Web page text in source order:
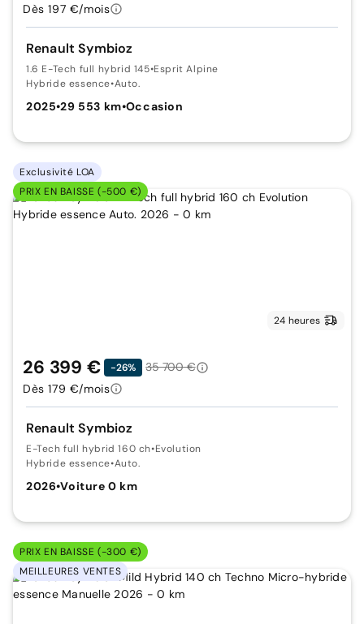
Renault Symbioz
1.6 E-Tech full hybrid 145•Esprit Alpine
Hybride essence•Auto.
2025•29 553 km•Occasion
Dès 197 €/mois
Exclusivité LOA
PRIX EN BAISSE (-500 €)
24 heures
Renault Symbioz
E-Tech full hybrid 160 ch•Evolution
Hybride essence•Auto.
2026•Voiture 0 km
26 399 € -26%
35 700 €
Dès 179 €/mois
PRIX EN BAISSE (-300 €)
MEILLEURES VENTES